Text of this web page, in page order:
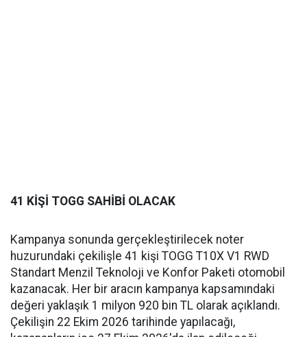
41 KİŞİ TOGG SAHİBİ OLACAK
Kampanya sonunda gerçekleştirilecek noter
huzurundaki çekilişle 41 kişi TOGG T10X V1 RWD
Standart Menzil Teknoloji ve Konfor Paketi otomobil
kazanacak. Her bir aracın kampanya kapsamındaki
değeri yaklaşık 1 milyon 920 bin TL olarak açıklandı.
Çekilişin 22 Ekim 2026 tarihinde yapılacağı,